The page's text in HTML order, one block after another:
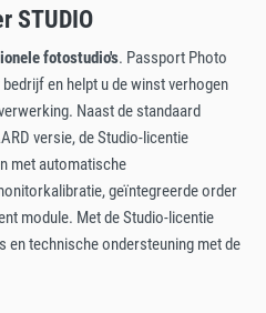
STUDIO
fotostudio's. Passport Photo
en helpt u de winst verhogen
Naast de standaard
versie, de Studio-licentie
met automatische
geïntegreerde order
module. Met de Studio-licentie
en technische ondersteuning met de